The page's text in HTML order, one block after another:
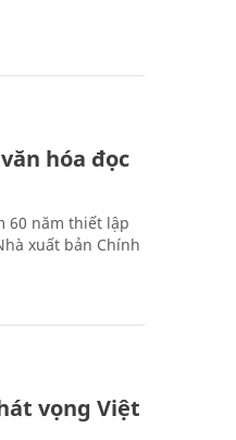
hóa đọc
60 năm thiết lập
xuất bản Chính
vọng Việt